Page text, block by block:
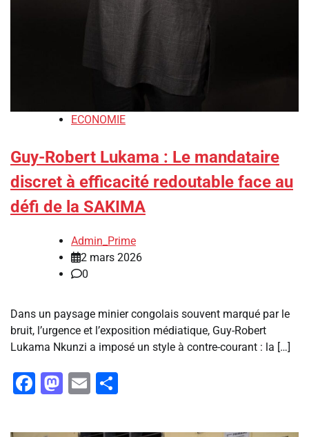
ECONOMIE
Guy-Robert Lukama : Le mandataire
discret à efficacité redoutable face au
défi de la SAKIMA
Admin_Prime
2 mars 2026
0
Dans un paysage minier congolais souvent marqué par le
bruit, l’urgence et l’exposition médiatique, Guy-Robert
Lukama Nkunzi a imposé un style à contre-courant : la […]
Facebook
Mastodon
Email